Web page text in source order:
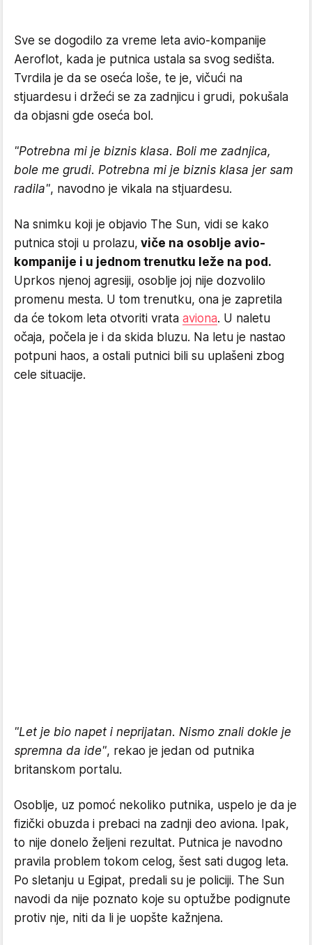
Sve se dogodilo za vreme leta avio-kompanije
Aeroflot, kada je putnica ustala sa svog sedišta.
Tvrdila je da se oseća loše, te je, vičući na
stjuardesu i držeći se za zadnjicu i grudi, pokušala
da objasni gde oseća bol.
"Potrebna mi je biznis klasa. Boli me zadnjica,
bole me grudi. Potrebna mi je biznis klasa jer sam
radila", navodno je vikala na stjuardesu.
Na snimku koji je objavio The Sun, vidi se kako
putnica stoji u prolazu, viče na osoblje avio-
kompanije i u jednom trenutku leže na pod.
Uprkos njenoj agresiji, osoblje joj nije dozvolilo
promenu mesta. U tom trenutku, ona je zapretila
da će tokom leta otvoriti vrata aviona. U naletu
očaja, počela je i da skida bluzu. Na letu je nastao
potpuni haos, a ostali putnici bili su uplašeni zbog
cele situacije.
"Let je bio napet i neprijatan. Nismo znali dokle je
spremna da ide", rekao je jedan od putnika
britanskom portalu.
Osoblje, uz pomoć nekoliko putnika, uspelo je da je
fizički obuzda i prebaci na zadnji deo aviona. Ipak,
to nije donelo željeni rezultat. Putnica je navodno
pravila problem tokom celog, šest sati dugog leta.
Po sletanju u Egipat, predali su je policiji. The Sun
navodi da nije poznato koje su optužbe podignute
protiv nje, niti da li je uopšte kažnjena.